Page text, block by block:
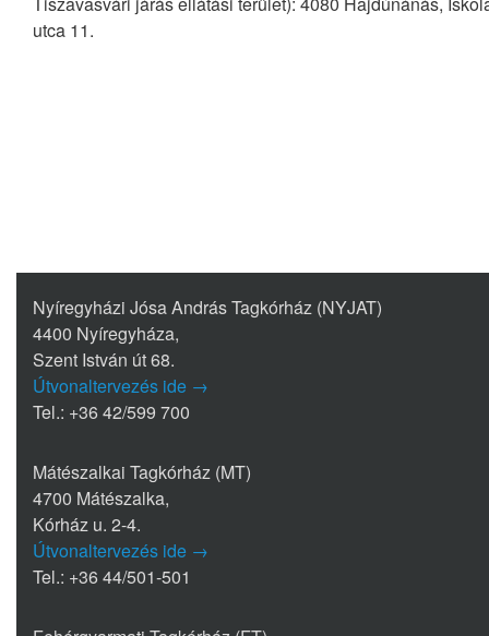
utca 11.
Nyíregyházi Jósa András Tagkórház (NYJAT)
4400 Nyíregyháza,
Szent István út 68.
Útvonaltervezés ide →
Tel.: +36 42/599 700
Mátészalkai Tagkórház (MT)
4700 Mátészalka,
Kórház u. 2-4.
Útvonaltervezés ide →
Tel.: +36 44/501-501